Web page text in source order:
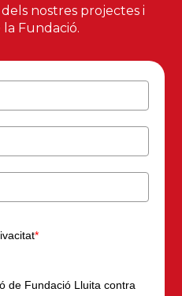
nostres projectes i
Fundació.
*
de Fundació Lluita contra